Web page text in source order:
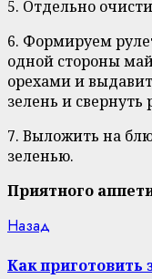
5. Отдельно
6. Формируем
одной стороны
орехами и
зелень и свернуть
7. Выложить на
зеленью.
Приятного
Continue
Reading
Назад
Как